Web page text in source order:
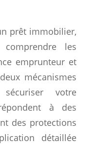
prêt immobilier,
les
emprunteur et
mécanismes
votre
à des
des protections
détaillée